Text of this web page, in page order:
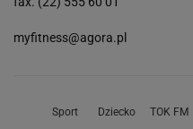
myfitness@agora.pl
Sport Dziecko TOK FM